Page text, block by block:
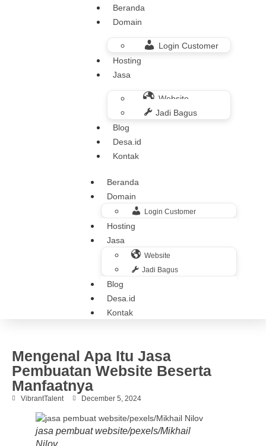
Beranda
Domain
Login Customer
Hosting
Jasa
Website
Jadi Bagus
Blog
Desa.id
Kontak
Beranda
Domain
Login Customer
Hosting
Jasa
Website
Jadi Bagus
Blog
Desa.id
Kontak
Mengenal Apa Itu Jasa
Pembuatan Website Beserta
Manfaatnya
VibrantTalent December 5, 2024
jasa pembuat website/pexels/Mikhail
Nilov